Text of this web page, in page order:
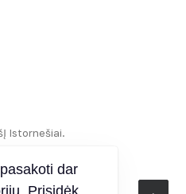
Istornešiai.
dar
Prisidėk.